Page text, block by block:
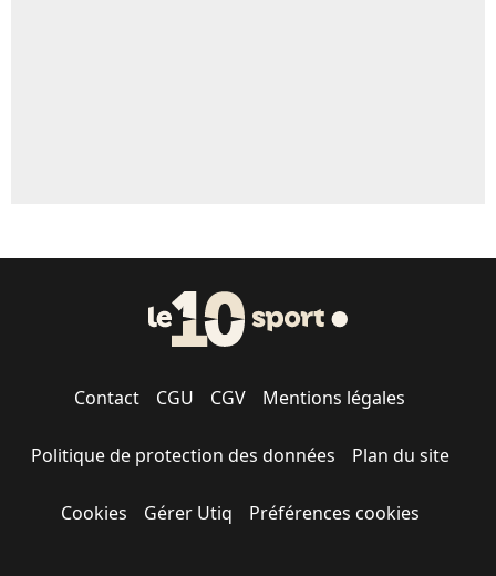
Contact CGU CGV Mentions légales
Politique de protection des données Plan du site
Cookies Gérer Utiq Préférences cookies